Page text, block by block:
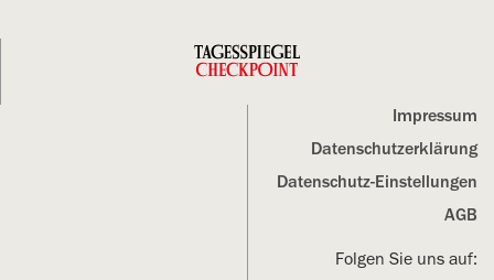
Impressum
Datenschutz­erklärung
Datenschutz-Einstellungen
AGB
Folgen Sie uns auf: